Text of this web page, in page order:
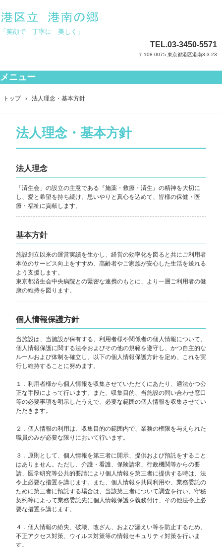
「笑顔で 丁寧に 美しく」
TEL.03-3450-5571
〒108-0075 東京都港区港南3-3-23
メニュー
ントップ › 法人理念・基本方針
法人理念・基本方針
法人理念
「済生会」の設立の主意である『施薬・救療・済生』の精神を大切に
し、愛と希望を持ち続け、思いやりと真心を込めて、皆様の保健・医
療・福祉に貢献します。
基本方針
施設創立以来の運営実績を生かし、経営の効率化を図ると共にご利用者
本位のサービス向上をすすめ、高齢者やご家族が安心した生活を送れる
よう支援します。
東京都済生会中央病院との緊密な連携のもとに、より一層ご利用者の健
康の維持を図ります。
個人情報保護方針
当施設は、当施設が保有する、利用者様や関係者の個人情報について、
個人情報保護に関する法令およびその他の規範を遵守し、かつ自主的な
ルールおよび体制を確立し、以下の個人情報保護方針を定め、これを実
行し維持することに努めます。
１．利用者様から個人情報を収集させていただくにあたり、適法かつ公
正な手段によって行います。また、収集目的、当施設の問い合わせ窓口
等の必要事項を明示したうえで、必要な範囲の個人情報を収集させてい
ただきます。
２．個人情報の利用は、収集目的の範囲内で、業務の権限を与えられた
職員のみが必要な限りにおいて行います。
３．原則として、個人情報を第三者に開示、提供および預託をすること
はありません。ただし、介護・看護、保険請求、行政機関等からの要
請、医学研究等公共的要請により個人情報を第三者に提供する時は、法
令上必要な措置を講じます。また、個人情報を共同利用や、業務委託の
ために第三者に預託する場合は、当該第三者について調査を行い、守秘
契約等によって業務委託先に個人情報保護を義務付け、その他法令上必
要な措置を講じます。
４．個人情報の紛失、破壊、改ざん、および漏えい等を防止するため、
不正アクセス対策、ウイルス対策等の情報セキュリティ対策を行いま
す。